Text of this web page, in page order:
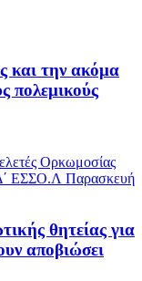
και την ακόμα
πολεμικούς
θητείας για
αποβιώσει